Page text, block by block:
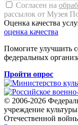
Согласен на
рассылок от Музея
Оценка качества
оценка качества
Помогите улучшить
федеральных
Пройти опрос
© 2006-2026
учреждение
Отечественной